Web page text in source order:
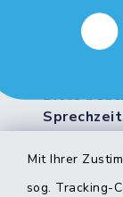
Mit Ihrer
sog. Tracking-
Bitte